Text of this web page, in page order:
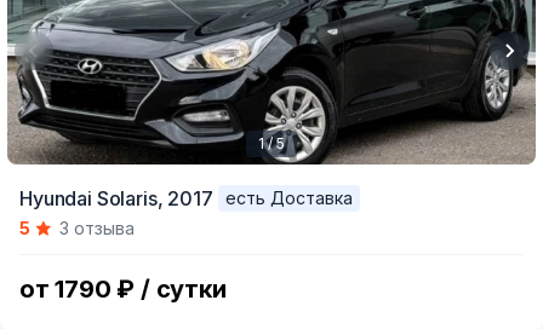
of
1 / 5
Hyundai Solaris, 2017
есть Доставка
5
3 отзыва
от 1790 ₽ / сутки